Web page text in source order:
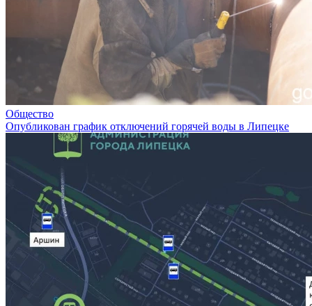
Общество
Опубликован график отключений горячей воды в Липецке